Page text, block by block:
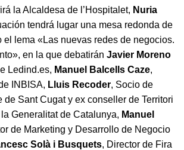
la Alcaldesa de l’Hospitalet, Nuria
tendrá lugar una mesa redonda de
el lema «Las nuevas redes de negocios.
en la que debatirán Javier Moreno
Ledind.es, Manuel Balcells Caze,
INBISA, Lluis Recoder, Socio de
de Sant Cugat y ex conseller de Territori
Generalitat de Catalunya, Manuel
de Marketing y Desarrollo de Negocio
Solà i Busquets, Director de Fira